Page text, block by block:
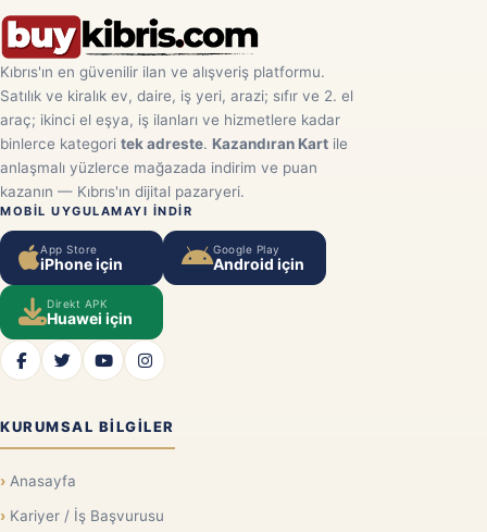
Kıbrıs'ın en güvenilir ilan ve alışveriş platformu.
Satılık ve kiralık ev, daire, iş yeri, arazi; sıfır ve 2. el
araç; ikinci el eşya, iş ilanları ve hizmetlere kadar
binlerce kategori tek adreste. Kazandıran Kart ile
anlaşmalı yüzlerce mağazada indirim ve puan
kazanın — Kıbrıs'ın dijital pazaryeri.
MOBIL UYGULAMAYI INDIR
App Store
iPhone için
Google Play
Android için
Direkt APK
Huawei için
KURUMSAL BILGILER
Anasayfa
Kariyer / İş Başvurusu